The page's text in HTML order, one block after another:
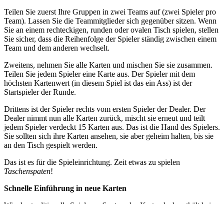
Teilen Sie zuerst Ihre Gruppen in zwei Teams auf (zwei Spieler pro
Team). Lassen Sie die Teammitglieder sich gegenüber sitzen. Wenn
Sie an einem rechteckigen, runden oder ovalen Tisch spielen, stellen
Sie sicher, dass die Reihenfolge der Spieler ständig zwischen einem
Team und dem anderen wechselt.
Zweitens, nehmen Sie alle Karten und mischen Sie sie zusammen.
Teilen Sie jedem Spieler eine Karte aus. Der Spieler mit dem
höchsten Kartenwert (in diesem Spiel ist das ein Ass) ist der
Startspieler der Runde.
Drittens ist der Spieler rechts vom ersten Spieler der Dealer. Der
Dealer nimmt nun alle Karten zurück, mischt sie erneut und teilt
jedem Spieler verdeckt 15 Karten aus. Das ist die Hand des Spielers.
Sie sollten sich ihre Karten ansehen, sie aber geheim halten, bis sie
an den Tisch gespielt werden.
Das ist es für die Spieleinrichtung. Zeit etwas zu spielen
Taschenspaten!
Schnelle Einführung in neue Karten